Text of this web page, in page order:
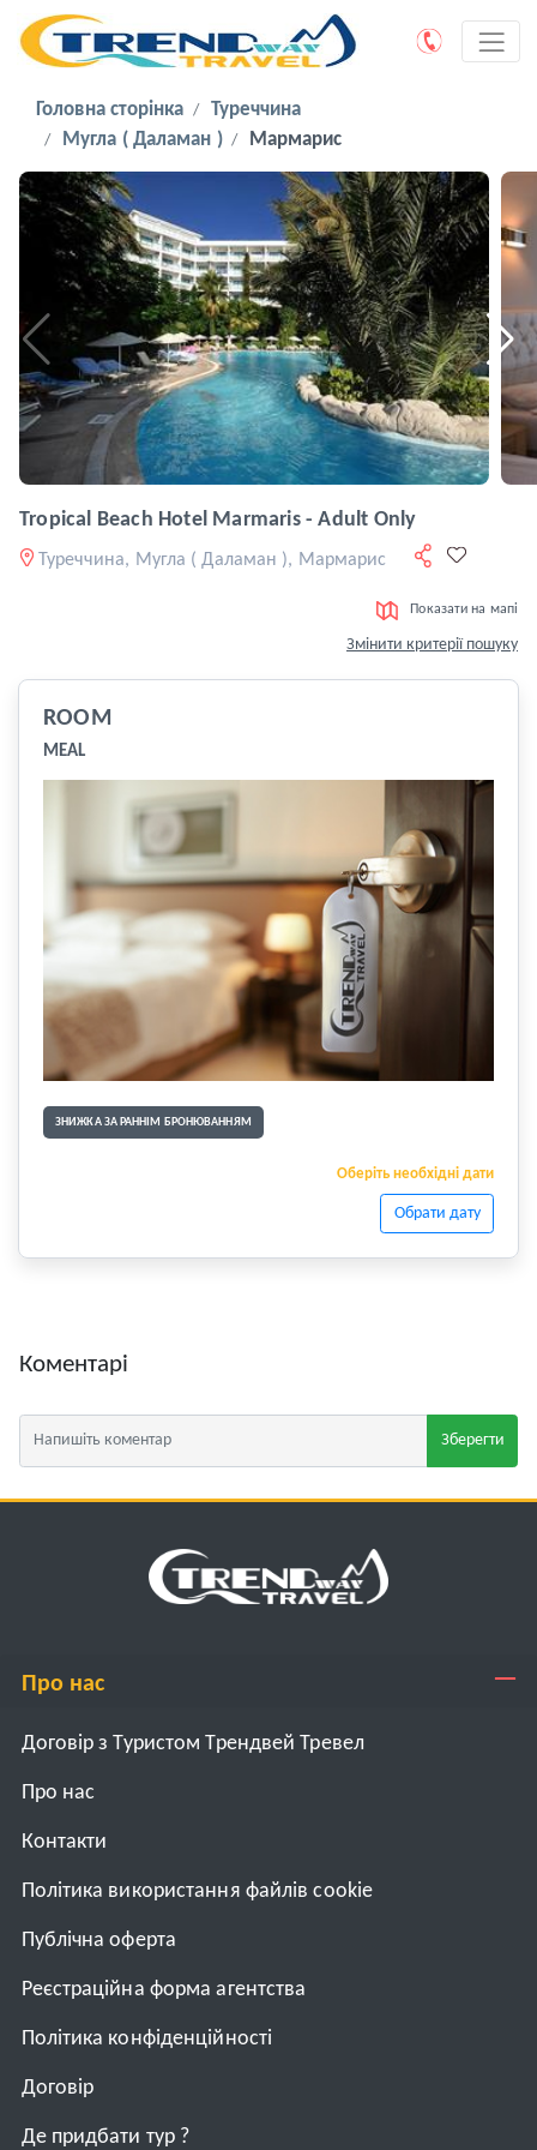
Головна сторінка
Туреччина
Мугла ( Даламан )
Мармарис
Tropical Beach Hotel Marmaris - Adult Only
Туреччина, Мугла ( Даламан ), Мармарис
Показати на мапі
Змінити критерії пошуку
ROOM
MEAL
ЗНИЖКА ЗА РАННІМ БРОНЮВАННЯМ
Оберіть необхідні дати
Обрати дату
Коментарі
Зберегти
Про нас
Договір з Туристом Трендвей Тревел
Про нас
Контакти
Політика використання файлів cookie
Публічна оферта
Реєстраційна форма агентства
Політика конфіденційності
Договiр
Де придбати тур ?